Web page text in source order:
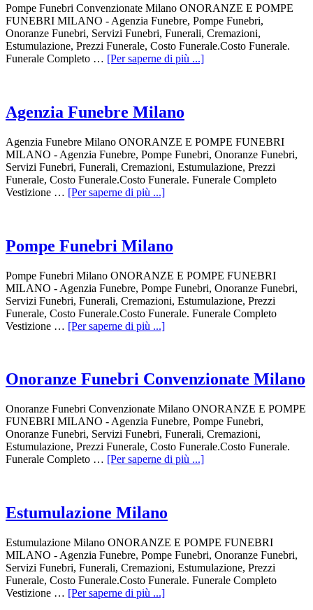
Pompe Funebri Convenzionate Milano ONORANZE E POMPE
FUNEBRI MILANO - Agenzia Funebre, Pompe Funebri,
Onoranze Funebri, Servizi Funebri, Funerali, Cremazioni,
Estumulazione, Prezzi Funerale, Costo Funerale.Costo Funerale.
Funerale Completo … [Per saperne di più ...]
Agenzia Funebre Milano
Agenzia Funebre Milano ONORANZE E POMPE FUNEBRI
MILANO - Agenzia Funebre, Pompe Funebri, Onoranze Funebri,
Servizi Funebri, Funerali, Cremazioni, Estumulazione, Prezzi
Funerale, Costo Funerale.Costo Funerale. Funerale Completo
Vestizione … [Per saperne di più ...]
Pompe Funebri Milano
Pompe Funebri Milano ONORANZE E POMPE FUNEBRI
MILANO - Agenzia Funebre, Pompe Funebri, Onoranze Funebri,
Servizi Funebri, Funerali, Cremazioni, Estumulazione, Prezzi
Funerale, Costo Funerale.Costo Funerale. Funerale Completo
Vestizione … [Per saperne di più ...]
Onoranze Funebri Convenzionate Milano
Onoranze Funebri Convenzionate Milano ONORANZE E POMPE
FUNEBRI MILANO - Agenzia Funebre, Pompe Funebri,
Onoranze Funebri, Servizi Funebri, Funerali, Cremazioni,
Estumulazione, Prezzi Funerale, Costo Funerale.Costo Funerale.
Funerale Completo … [Per saperne di più ...]
Estumulazione Milano
Estumulazione Milano ONORANZE E POMPE FUNEBRI
MILANO - Agenzia Funebre, Pompe Funebri, Onoranze Funebri,
Servizi Funebri, Funerali, Cremazioni, Estumulazione, Prezzi
Funerale, Costo Funerale.Costo Funerale. Funerale Completo
Vestizione … [Per saperne di più ...]